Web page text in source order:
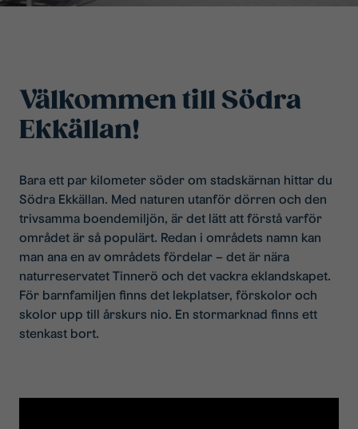
Välkommen till Södra
Ekkällan!
Bara ett par kilometer söder om stadskärnan hittar du
Södra Ekkällan. Med naturen utanför dörren och den
trivsamma boendemiljön, är det lätt att förstå varför
området är så populärt. Redan i områdets namn kan
man ana en av områdets fördelar – det är nära
naturreservatet Tinnerö och det vackra eklandskapet.
För barnfamiljen finns det lekplatser, förskolor och
skolor upp till årskurs nio. En stormarknad finns ett
stenkast bort.​